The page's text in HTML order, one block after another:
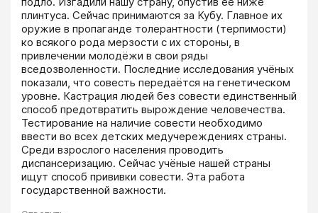
плинтуса. Сейчас принимаются за Кубу. Главное их
оружие в пропаганде толерантности (терпимости)
ко всякого рода мерзости с их стороны, в
привлечении молодёжи в свои ряды
вседозволенности. Последние исследования учёных
показали, что совесть передаётся на генетическом
уровне. Кастрация людей без совести единственный
способ предотвратить вырождение человечества.
Тестирование на наличие совести необходимо
ввести во всех детских медучереждениях страны.
Среди взрослого населения проводить
диспансеризацию. Сейчас учёные нашей страны
ищут способ прививки совести. Эта работа
государственной важности.